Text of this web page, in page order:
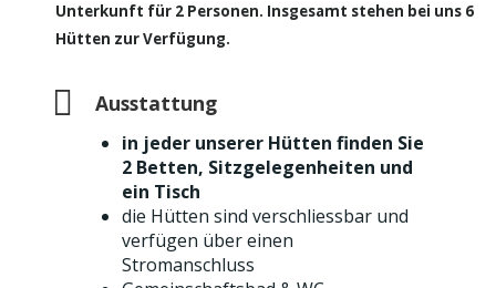
Unterkunft für 2 Personen. Insgesamt stehen bei uns 6
Hütten zur Verfügung.
Ausstattung
in jeder unserer Hütten finden Sie
2 Betten, Sitzgelegenheiten und
ein Tisch
die Hütten sind verschliessbar und
verfügen über einen
Stromanschluss